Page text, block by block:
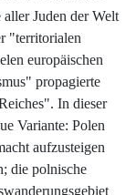
Juden der Welt
"territorialen
europäischen
propagierte
In dieser
Variante: Polen
aufzusteigen
die polnische